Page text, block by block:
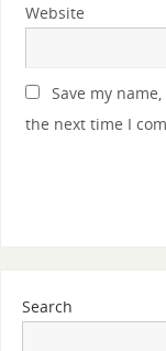
Website
Save my
the next time I
Search